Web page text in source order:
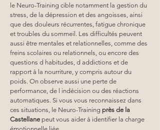
le Neuro-Training cible notamment la gestion du
stress, de la dépression et des angoisses, ainsi
que des douleurs récurrentes, fatigue chronique
et troubles du sommeil. Les difficultés peuvent
aussi être mentales et relationnelles, comme des
freins scolaires ou relationnels, ou encore des
questions d habitudes, d addictions et de
rapport à la nourriture, y compris autour du
poids. On observe aussi une perte de
performance, de l indécision ou des réactions
automatiques. Si vous vous reconnaissez dans
ces situations, le Neuro-Training près de la
Castellane peut vous aider à identifier la charge